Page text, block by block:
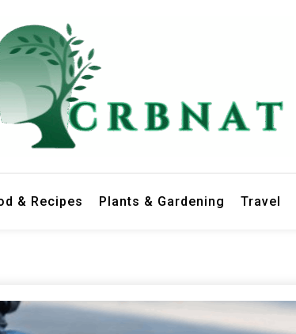
& Recipes Plants & Gardening Travel